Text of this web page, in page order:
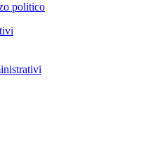
politico